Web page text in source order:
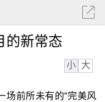
的新常态
小 大
场前所未有的“完美风